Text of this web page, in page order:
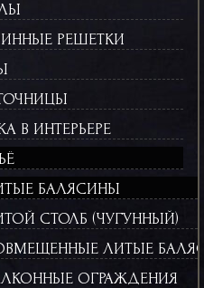
РЕШЕТКИ
В ИНТЕРЬЕРЕ
БАЛЯСИНЫ
СТОЛБ (ЧУГУННЫЙ)
ЛИТЫЕ
ОГРАЖДЕНИЯ